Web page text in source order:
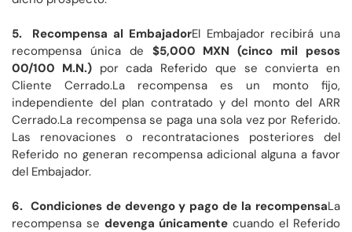
5. Recompensa al EmbajadorEl Embajador recibirá una
recompensa única de $5,000 MXN (cinco mil pesos
00/100 M.N.)por cada Referido que se convierta en
Cliente Cerrado.La recompensa es un monto fijo,
independiente del plan contratado y del monto del ARR
Cerrado.La recompensa se paga una sola vez por Referido.
Las renovaciones o recontrataciones posteriores del
Referido no generan recompensa adicional alguna a favor
del Embajador.
6. Condiciones de devengo y pago de la recompensaLa
recompensa se devenga únicamente cuando el Referido